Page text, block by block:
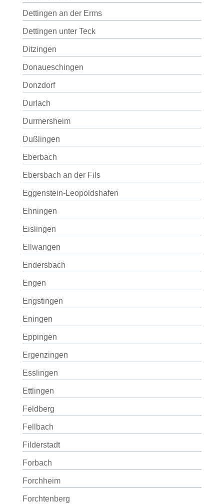
Dettingen an der Erms
Dettingen unter Teck
Ditzingen
Donaueschingen
Donzdorf
Durlach
Durmersheim
Dußlingen
Eberbach
Ebersbach an der Fils
Eggenstein-Leopoldshafen
Ehningen
Eislingen
Ellwangen
Endersbach
Engen
Engstingen
Eningen
Eppingen
Ergenzingen
Esslingen
Ettlingen
Feldberg
Fellbach
Filderstadt
Forbach
Forchheim
Forchtenberg